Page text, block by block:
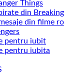
Things
din
din filme
pentru iubit
pentru iubita